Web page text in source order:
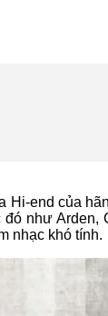
Hi-end của
như Arden,
nhạc khó tính.